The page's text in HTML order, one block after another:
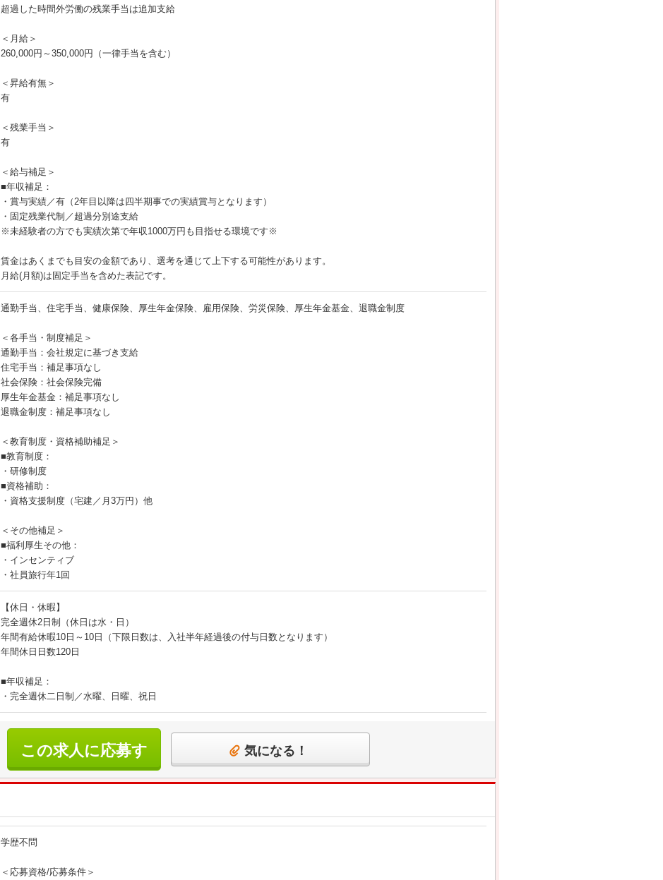
超過した時間外労働の残業手当は追加支給
＜月給＞
260,000円～350,000円（一律手当を含む）
＜昇給有無＞
有
＜残業手当＞
有
＜給与補足＞
■年収補足：
・賞与実績／有（2年目以降は四半期事での実績賞与となります）
・固定残業代制／超過分別途支給
※未経験者の方でも実績次第で年収1000万円も目指せる環境です※
賃金はあくまでも目安の金額であり、選考を通じて上下する可能性があります。
月給(月額)は固定手当を含めた表記です。
通勤手当、住宅手当、健康保険、厚生年金保険、雇用保険、労災保険、厚生年金基金、退職金制度
＜各手当・制度補足＞
通勤手当：会社規定に基づき支給
住宅手当：補足事項なし
社会保険：社会保険完備
厚生年金基金：補足事項なし
退職金制度：補足事項なし
＜教育制度・資格補助補足＞
■教育制度：
・研修制度
■資格補助：
・資格支援制度（宅建／月3万円）他
＜その他補足＞
■福利厚生その他：
・インセンティブ
・社員旅行年1回
【休日・休暇】
完全週休2日制（休日は水・日）
年間有給休暇10日～10日（下限日数は、入社半年経過後の付与日数となります）
年間休日日数120日
■年収補足：
・完全週休二日制／水曜、日曜、祝日
この求人に応募す
る
気になる！
学歴不問
＜応募資格/応募条件＞